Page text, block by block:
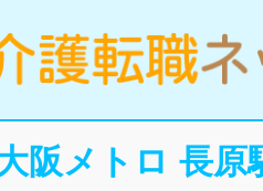
阪メトロ 長